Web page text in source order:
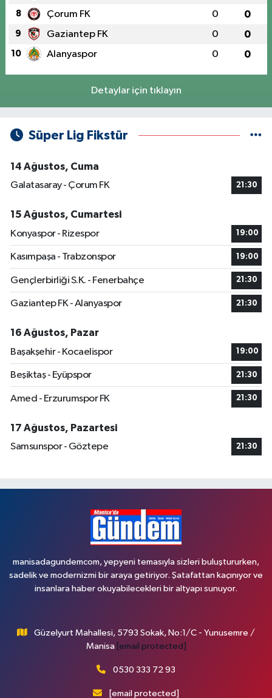
8 Çorum FK 0 0
9 Gaziantep FK 0 0
10 Alanyaspor 0 0
Detaylar için tıklayın
Süper Lig Fikstür
14 Ağustos, Cuma
Galatasaray - Çorum FK
21:30
15 Ağustos, Cumartesi
Konyaspor - Rizespor
19:00
Kasımpaşa - Trabzonspor 19:00
Gençlerbirliği S.K. - Fenerbahçe 21:30
Gaziantep FK - Alanyaspor 21:30
16 Ağustos, Pazar
Başakşehir - Kocaelispor
19:00
Beşiktaş - Eyüpspor 21:30
Amed - Erzurumspor FK 21:30
17 Ağustos, Pazartesi
Samsunspor - Göztepe
21:30
manisadagundemcom, yepyeni temasıyla sizleri buluştururken,
sadelik ve modernizmi bir araya getiriyor. Şatafattan kaçınıyor ve
insanlara haber okuyabilecekleri bir altyapı sunuyor.
Güzelyurt Mahallesi, 5793 Sokak, No:1/C - Yunusemre /
Manisa [email protected]
0530 333 72 93
[email protected]